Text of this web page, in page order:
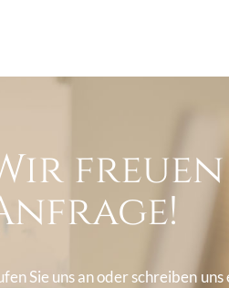
Sie uns an oder schreiben